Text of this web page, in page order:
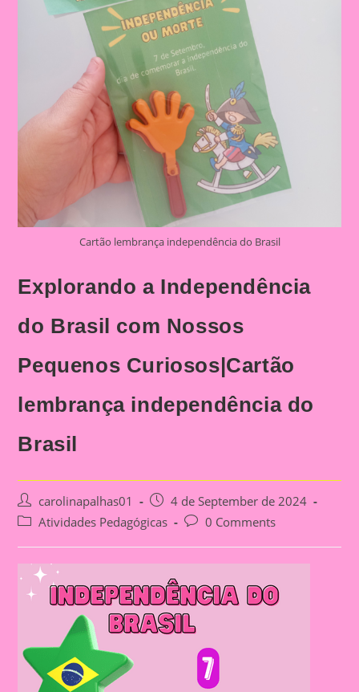
Cartão lembrança independência do Brasil
Explorando a Independência
do Brasil com Nossos
Pequenos Curiosos|Cartão
lembrança independência do
Brasil
Post
author:
carolinapalhas01
Post
published:
4 de September de 2024
PostAtividades Pedagógicas
Post0 Comments